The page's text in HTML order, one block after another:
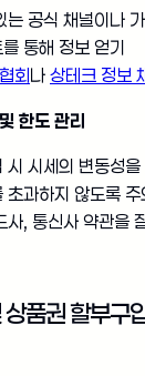
는 공식 채널이나
통해 정보 얻기
회나 상테크 정보
한도 관리
시 시세의 변동성
초과하지 않도록
사, 통신사 약관을
품권 할부구